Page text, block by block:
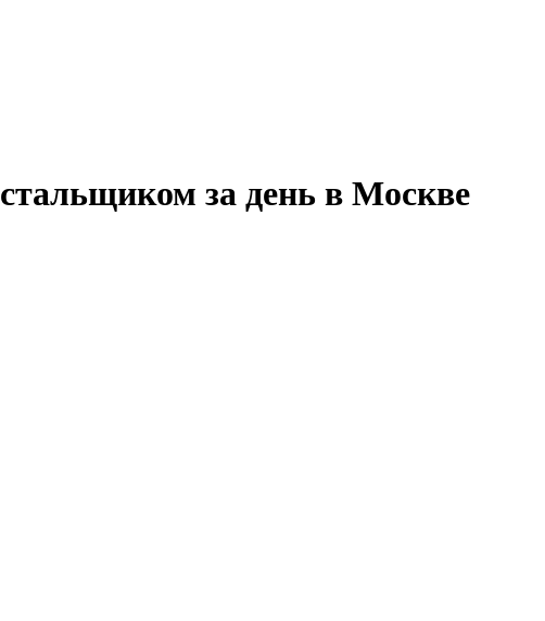
за день в Москве